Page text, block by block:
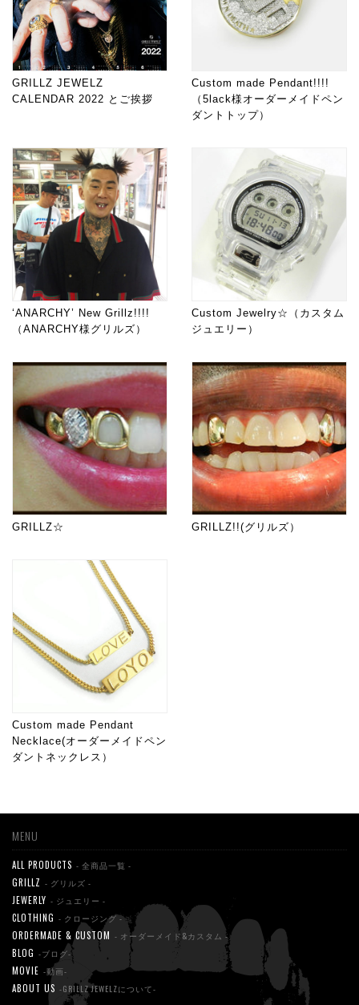
GRILLZ JEWELZ
CALENDAR 2022 とご挨拶
Custom made Pendant!!!!
（5lack様オーダーメイドペン
ダントトップ）
‘ANARCHY’ New Grillz!!!!
（ANARCHY様グリルズ）
Custom Jewelry☆（カスタム
ジュエリー）
GRILLZ☆ GRILLZ!!(グリルズ）
Custom made Pendant
Necklace(オーダーメイドペン
ダントネックレス）
MENU
ALL PRODUCTS - 全商品一覧 -
GRILLZ - グリルズ -
JEWERLY - ジュエリー -
CLOTHING - クロージング -
ORDERMADE & CUSTOM - オーダーメイド&カスタム -
BLOG -ブログ-
MOVIE -動画-
ABOUT US -GRILLZ JEWELZについて-